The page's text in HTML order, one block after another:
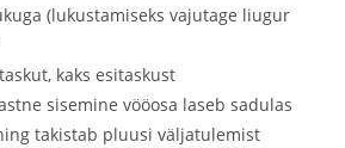
(lukustamiseks vajutage liugur
kaks esitaskust
sisemine vööosa laseb sadulas
takistab pluusi väljatulemist